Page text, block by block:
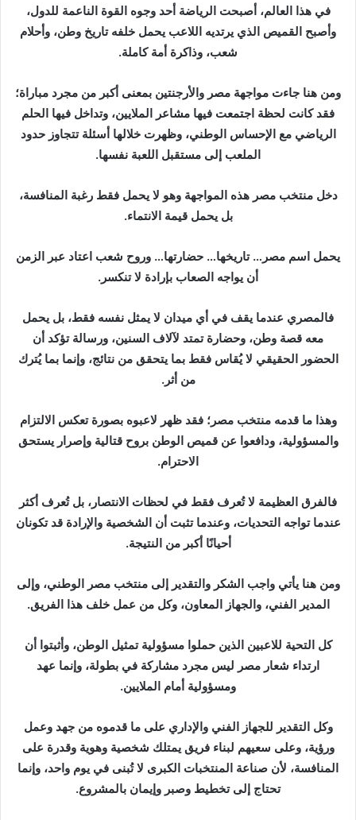
في هذا العالم، أصبحت الرياضة أحد وجوه القوة الناعمة للدول،
وأصبح القميص الذي يرتديه اللاعب يحمل خلفه تاريخ وطن، وأحلام
شعب، وذاكرة أمة كاملة.
ومن هنا جاءت مواجهة مصر والأرجنتين بمعنى أكبر من مجرد مباراة؛
فقد كانت لحظة اجتمعت فيها مشاعر الملايين، وتداخل فيها الحلم
الرياضي مع الإحساس الوطني، وظهرت خلالها أسئلة تتجاوز حدود
الملعب إلى مستقبل اللعبة نفسها.
دخل منتخب مصر هذه المواجهة وهو لا يحمل فقط رغبة المنافسة،
بل يحمل قيمة الانتماء.
يحمل اسم مصر… تاريخها… حضارتها… وروح شعب اعتاد عبر الزمن
أن يواجه الصعاب بإرادة لا تنكسر.
فالمصري عندما يقف في أي ميدان لا يمثل نفسه فقط، بل يحمل
معه قصة وطن، وحضارة تمتد لآلاف السنين، ورسالة تؤكد أن
الحضور الحقيقي لا يُقاس فقط بما يتحقق من نتائج، وإنما بما يُترك
من أثر.
وهذا ما قدمه منتخب مصر؛ فقد ظهر لاعبوه بصورة تعكس الالتزام
والمسؤولية، ودافعوا عن قميص الوطن بروح قتالية وإصرار يستحق
الاحترام.
فالفرق العظيمة لا تُعرف فقط في لحظات الانتصار، بل تُعرف أكثر
عندما تواجه التحديات، وعندما تثبت أن الشخصية والإرادة قد تكونان
أحيانًا أكبر من النتيجة.
ومن هنا يأتي واجب الشكر والتقدير إلى منتخب مصر الوطني، وإلى
المدير الفني، والجهاز المعاون، وكل من عمل خلف هذا الفريق.
كل التحية للاعبين الذين حملوا مسؤولية تمثيل الوطن، وأثبتوا أن
ارتداء شعار مصر ليس مجرد مشاركة في بطولة، وإنما عهد
ومسؤولية أمام الملايين.
وكل التقدير للجهاز الفني والإداري على ما قدموه من جهد وعمل
ورؤية، وعلى سعيهم لبناء فريق يمتلك شخصية وهوية وقدرة على
المنافسة، لأن صناعة المنتخبات الكبرى لا تُبنى في يوم واحد، وإنما
تحتاج إلى تخطيط وصبر وإيمان بالمشروع.